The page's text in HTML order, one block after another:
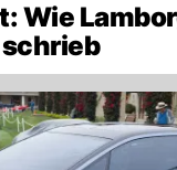
Wie